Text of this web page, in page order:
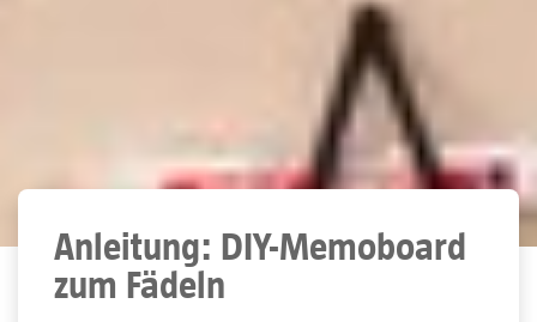
Anleitung: DIY-Memoboard
zum Fädeln